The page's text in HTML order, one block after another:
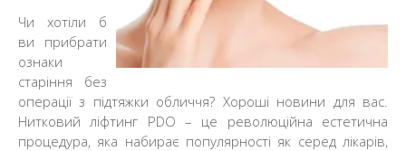
Чи хотіли б
ви прибрати
ознаки
старіння без
операції з підтяжки обличчя? Хороші новини для вас.
Нитковий ліфтинг PDO – це революційна естетична
процедура, яка набирає популярності як серед лікарів,